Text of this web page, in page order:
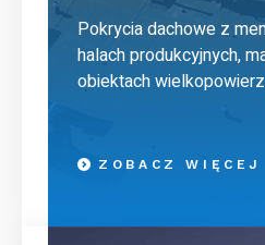
Pokrycia dachowe z
halach produkcyjnych,
obiektach
ZOBACZ WIĘCEJ